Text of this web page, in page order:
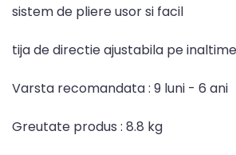
sistem de pliere usor si facil
tija de directie ajustabila pe inaltime
Varsta recomandata : 9 luni - 6 ani
Greutate produs : 8.8 kg